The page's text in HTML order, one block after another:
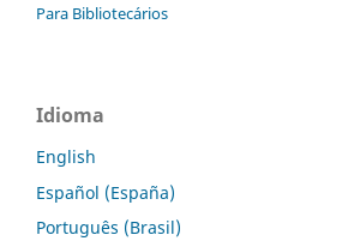
Para Bibliotecários
Idioma
English
Español (España)
Português (Brasil)